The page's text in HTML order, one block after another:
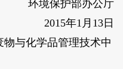
环境保护部办公厅
2015年1月13日
与化学品管理技术中